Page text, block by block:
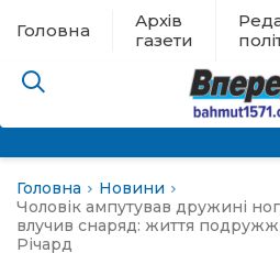
Головна
Архів
газети
Головна
Новини
Чоловік ампутував дружині
влучив снаряд: життя
Річард